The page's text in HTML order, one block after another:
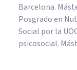
Barcelona.
Posgrado en
Social por la
psicosocial.